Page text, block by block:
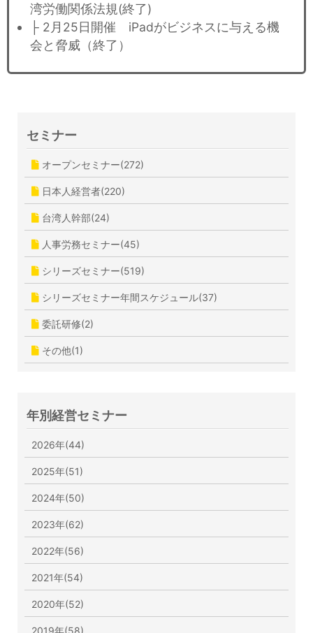
湾労働関係法規(終了)
├ 2月25日開催 iPadがビジネスに与える機
会と脅威（終了）
セミナー
オープンセミナー(272)
日本人経営者(220)
台湾人幹部(24)
人事労務セミナー(45)
シリーズセミナー(519)
シリーズセミナー年間スケジュール(37)
委託研修(2)
その他(1)
年別経営セミナー
2026年(44)
2025年(51)
2024年(50)
2023年(62)
2022年(56)
2021年(54)
2020年(52)
2019年(58)